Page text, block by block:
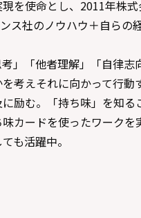
を使命とし、2011年株式
ス社のノウハウ＋自ら
」「他者理解」「自律
考えそれに向かって行
励む。「持ち味」を知
カードを使ったワーク
も活躍中。